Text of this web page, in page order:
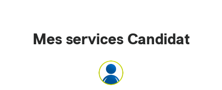
Mes services Candidat